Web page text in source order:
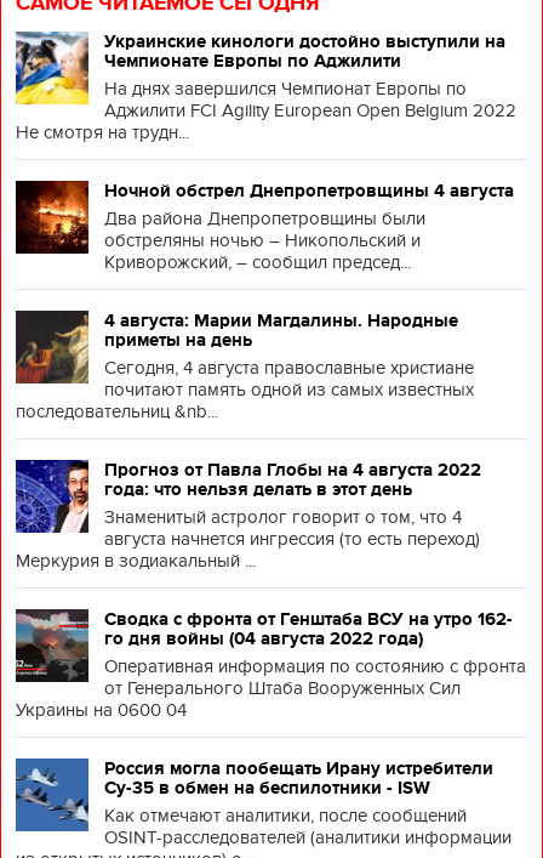
Украинские кинологи достойно выступили на
Чемпионате Европы по Аджилити
На днях завершился Чемпионат Европы по
Аджилити FCI Agility European Open Belgium 2022
Не смотря на трудн...
Ночной обстрел Днепропетровщины 4 августа
Два района Днепропетровщины были
обстреляны ночью – Никопольский и
Криворожский, – сообщил председ...
4 августа: Марии Магдалины. Народные
приметы на день
Сегодня, 4 августа православные христиане
почитают память одной из самых известных
последовательниц &nb...
Прогноз от Павла Глобы на 4 августа 2022
года: что нельзя делать в этот день
Знаменитый астролог говорит о том, что 4
августа начнется ингрессия (то есть переход)
Меркурия в зодиакальный ...
Сводка с фронта от Генштаба ВСУ на утро 162-
го дня войны (04 августа 2022 года)
Оперативная информация по состоянию с фронта
от Генерального Штаба Вооруженных Сил
Украины на 0600 04
Россия могла пообещать Ирану истребители
Су-35 в обмен на беспилотники - ISW
Как отмечают аналитики, после сообщений
OSINT-расследователей (аналитики информации